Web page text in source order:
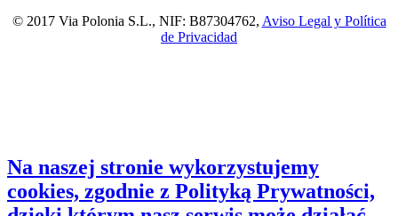
© 2017 Via Polonia S.L., NIF: B87304762, Aviso Legal y Política
de Privacidad
Na naszej stronie wykorzystujemy
cookies, zgodnie z Polityką Prywatności,